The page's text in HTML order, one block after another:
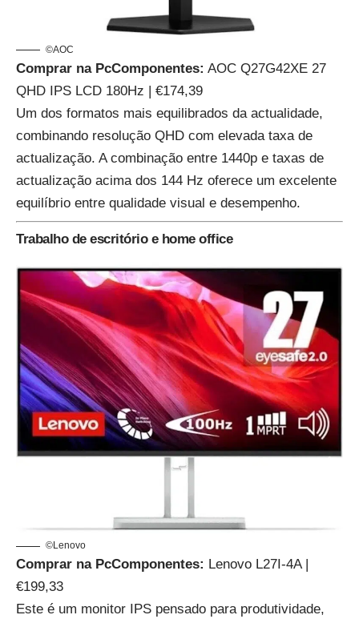
©AOC
Comprar na PcComponentes: AOC Q27G42XE 27
QHD IPS LCD 180Hz | €174,39
Um dos formatos mais equilibrados da actualidade,
combinando resolução QHD com elevada taxa de
actualização. A combinação entre 1440p e taxas de
actualização acima dos 144 Hz oferece um excelente
equilíbrio entre qualidade visual e desempenho.
Trabalho de escritório e home office
©Lenovo
Comprar na PcComponentes: Lenovo L27I-4A |
€199,33
Este é um monitor IPS pensado para produtividade,